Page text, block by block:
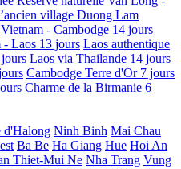
village Duong Lam
Vietnam - Cambodge 14 jours
- Laos 13 jours Laos authentique
Laos via Thailande 14 jours
Cambodge Terre d'Or 7 jours
Charme de la Birmanie 6
d'Halong Ninh Binh Mai Chau
Ba Be Ha Giang Hue Hoi An
Thiet-Mui Ne Nha Trang Vung